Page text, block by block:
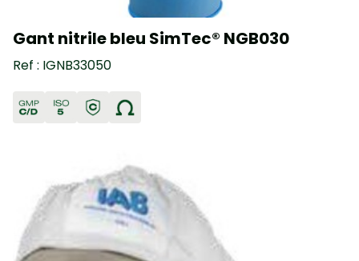
Gant nitrile bleu SimTec® NGB030
Ref : IGNB33050